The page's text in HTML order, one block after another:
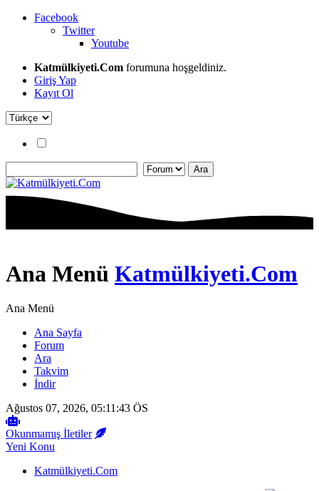
Facebook
Twitter
Youtube
Katmülkiyeti.Com forumuna hoşgeldiniz.
Giriş Yap
Kayıt Ol
Ana Menü Katmülkiyeti.Com
Ana Menü
Ana Sayfa
Forum
Ara
Takvim
İndir
Ağustos 07, 2026, 05:11:43 ÖS
Okunmamış İletiler
Yeni Konu
Katmülkiyeti.Com